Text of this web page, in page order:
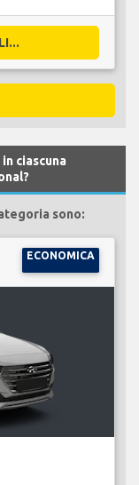
ciascuna
sono:
ECONOMICA